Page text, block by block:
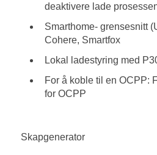
deaktivere lade
Smarthome- grensesnitt
Cohere, Smartfox
Lokal ladestyring med
For å koble til en OCPP:
for OCPP
Skapgenerator